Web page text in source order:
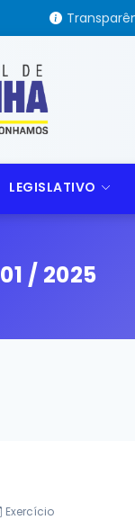
LEGISLATIVO
/ 2025
Exercício